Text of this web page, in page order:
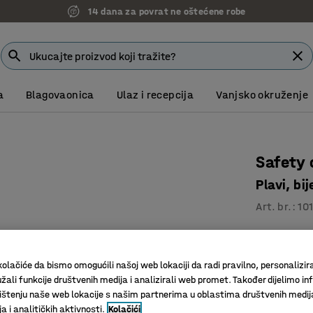
14 dana za povrat ne oštećene robe
Blagovaonica Ulaz i recepcija Vanjsko okruženje
Safety
Plavi,
Art. br. :
S
Boja vrata:
da bismo omogućili našoj web lokaciji da radi pravilno,
funkcije društvenih medija i analizirali web promet. Također dijelimo
naše web lokacije s našim partnerima u oblastima društvenih
i analitičkih aktivnosti. Kolačići